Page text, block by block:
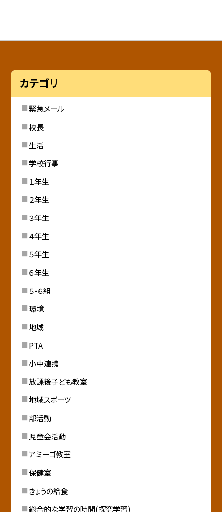
カテゴリ
緊急メール
校長
生活
学校行事
１年生
２年生
３年生
４年生
５年生
６年生
５・６組
環境
地域
PTA
小中連携
放課後子ども教室
地域スポーツ
部活動
児童会活動
アミーゴ教室
保健室
きょうの給食
総合的な学習の時間(探究学習)